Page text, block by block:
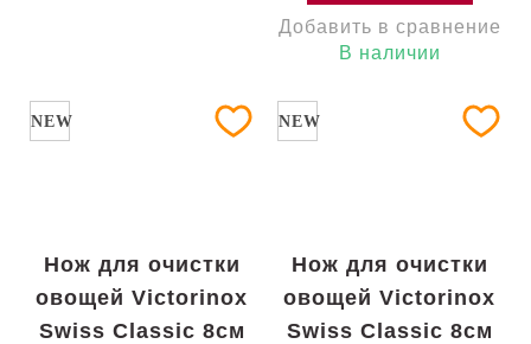
Добавить в сравнение
В наличии
NEW
Нож для очистки
овощей Victorinox
Swiss Classic 8см
NEW
Нож для очистки
овощей Victorinox
Swiss Classic 8см